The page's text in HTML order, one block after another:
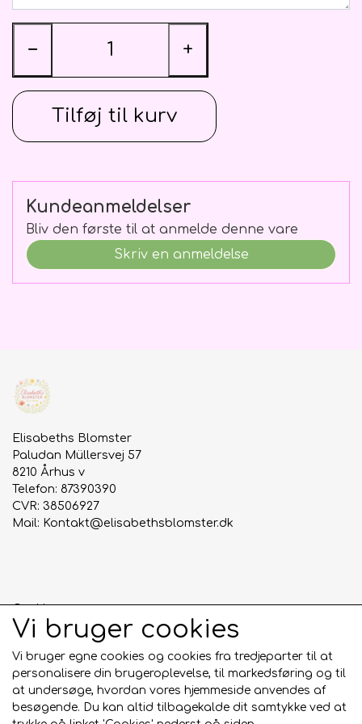
Kistepynt
Ballon vægte
Blomster Abonnementer
− +
Tilføj til kurv
Kundeanmeldelser
Bliv den første til at anmelde denne vare
Skriv en anmeldelse
Elisabeths Blomster
Paludan Müllersvej 57
8210 Århus v
Telefon: 87390390
CVR: 38506927
Mail: Kontakt@elisabethsblomster.dk
Cookies
Anmeldelser
Salgs- og leveringsbetingelser
Sociale medier
Vi bruger cookies
Vi bruger egne cookies og cookies fra tredjeparter til at
personalisere din brugeroplevelse, til markedsføring og til
at undersøge, hvordan vores hjemmeside anvendes af
besøgende. Du kan altid tilbagekalde dit samtykke ved at